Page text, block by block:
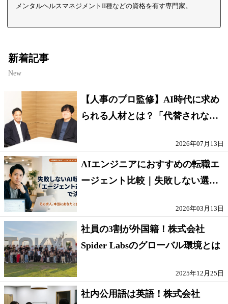
メンタルヘルスマネジメントII種などの資格を有す専門家。
新着記事
New
【人事のプロ監修】AI時代に求め
られる人材とは？「代替されない
2026年07月13日
AIエンジニアにおすすめの転職エ
ージェント比較｜失敗しない選び
2026年03月13日
社員の3割が外国籍！株式会社
Spider Labsのグローバル環境とは
2025年12月25日
社内公用語は英語！株式会社